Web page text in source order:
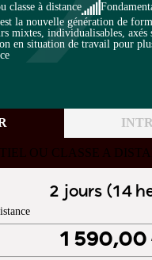
classe à distance
la nouvelle génération de
mixtes, individualisables, axés
en situation de travail pour
OU CLASSE A
2 jours (14
1 590,00